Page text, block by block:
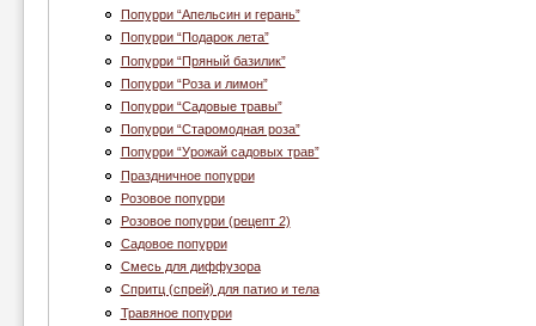
Попурри “Апельсин и герань”
Попурри “Подарок лета”
Попурри “Пряный базилик”
Попурри “Роза и лимон”
Попурри “Садовые травы”
Попурри “Старомодная роза”
Попурри “Урожай садовых трав”
Праздничное попурри
Розовое попурри
Розовое попурри (рецепт 2)
Садовое попурри
Смесь для диффузора
Спритц (спрей) для патио и тела
Травяное попурри